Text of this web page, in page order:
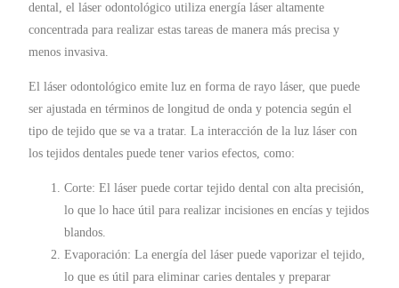
dental, el láser odontológico utiliza energía láser altamente
concentrada para realizar estas tareas de manera más precisa y
menos invasiva.
El láser odontológico emite luz en forma de rayo láser, que puede
ser ajustada en términos de longitud de onda y potencia según el
tipo de tejido que se va a tratar. La interacción de la luz láser con
los tejidos dentales puede tener varios efectos, como:
Corte: El láser puede cortar tejido dental con alta precisión,
lo que lo hace útil para realizar incisiones en encías y tejidos
blandos.
Evaporación: La energía del láser puede vaporizar el tejido,
lo que es útil para eliminar caries dentales y preparar